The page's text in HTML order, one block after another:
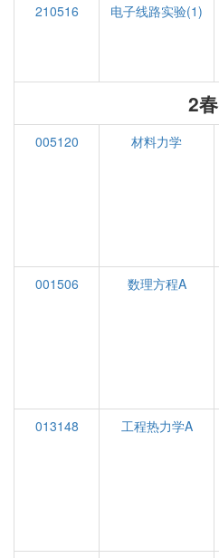
210516
电子线路实验(1)
2春
005120 材料力学
001506
数理方程A
013148
工程热力学A